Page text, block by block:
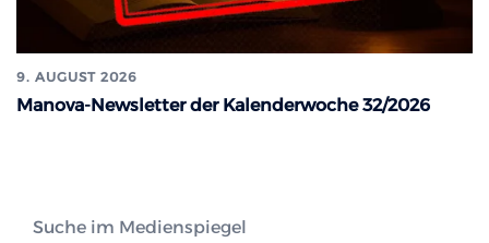
9. AUGUST 2026
Manova-Newsletter der Kalenderwoche 32/2026
Suche im Medienspiegel